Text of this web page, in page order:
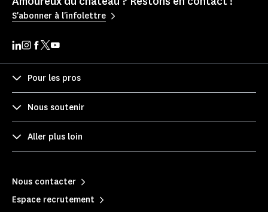
S'abonner à l'infolettre
Pour les pros
Nous soutenir
Aller plus loin
Nous contacter
Espace recrutement